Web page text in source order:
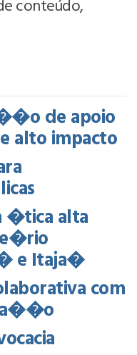
conteúdo,
de apoio
alto impacto
�tica alta
e Itaja�
com